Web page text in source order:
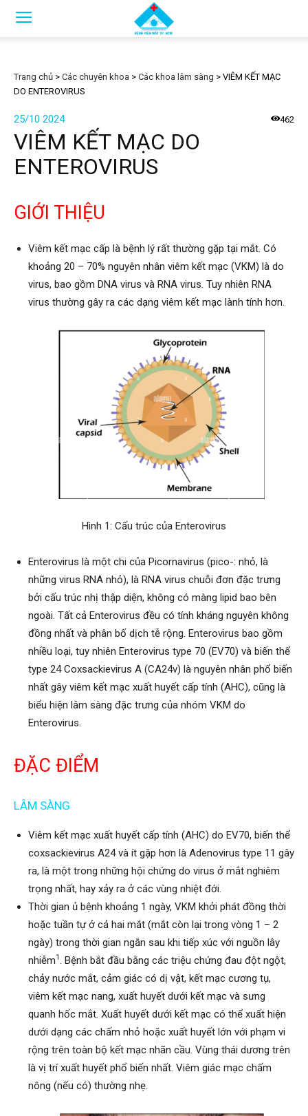
Trang chủ > Các chuyên khoa > Các khoa lâm sàng > VIÊM KẾT MẠC
DO ENTEROVIRUS
25/10 2024 462
VIÊM KẾT MẠC DO
ENTEROVIRUS
GIỚI THIỆU
Viêm kết mạc cấp là bệnh lý rất thường gặp tại mắt. Có
khoảng 20 – 70% nguyên nhân viêm kết mạc (VKM) là do
virus, bao gồm DNA virus và RNA virus. Tuy nhiên RNA
virus thường gây ra các dạng viêm kết mạc lành tính hơn.
Hình 1: Cấu trúc của Enterovirus
Enterovirus là một chi của Picornavirus (pico-: nhỏ, là
những virus RNA nhỏ), là RNA virus chuỗi đơn đặc trưng
bởi cấu trúc nhị thập diện, không có màng lipid bao bên
ngoài. Tất cả Enterovirus đều có tính kháng nguyên không
đồng nhất và phân bố dịch tễ rộng. Enterovirus bao gồm
nhiều loại, tuy nhiên Enterovirus type 70 (EV70) và biến thể
type 24 Coxsackievirus A (CA24v) là nguyên nhân phổ biến
nhất gây viêm kết mạc xuất huyết cấp tính (AHC), cũng là
biểu hiện lâm sàng đặc trưng của nhóm VKM do
Enterovirus.
ĐẶC ĐIỂM
LÂM SÀNG
Viêm kết mạc xuất huyết cấp tính (AHC) do EV70, biến thể
coxsackievirus A24 và ít gặp hơn là Adenovirus type 11 gây
ra, là một trong những hội chứng do virus ở mắt nghiêm
trọng nhất, hay xảy ra ở các vùng nhiệt đới.
Thời gian ủ bệnh khoảng 1 ngày, VKM khởi phát đồng thời
hoặc tuần tự ở cả hai mắt (mắt còn lại trong vòng 1 – 2
ngày) trong thời gian ngắn sau khi tiếp xúc với nguồn lây
nhiễm1. Bệnh bắt đầu bằng các triệu chứng đau đột ngột,
chảy nước mắt, cảm giác có dị vật, kết mạc cương tụ,
viêm kết mạc nang, xuất huyết dưới kết mạc và sưng
quanh hốc mắt. Xuất huyết dưới kết mạc có thể xuất hiện
dưới dạng các chấm nhỏ hoặc xuất huyết lớn với phạm vi
rộng trên toàn bộ kết mạc nhãn cầu. Vùng thái dương trên
là vị trí xuất huyết phổ biến nhất. Viêm giác mạc chấm
nông (nếu có) thường nhẹ.